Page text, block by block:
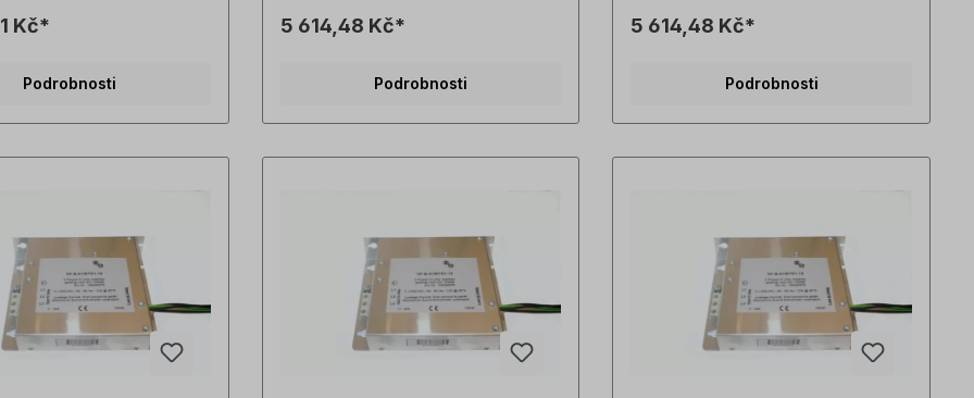
jsou nezávazné
Kč*
Podrobnosti
Technické změny vyhrazeny.
5 614,48 Kč*
Podrobnosti
Technické změny vyhrazeny.
5 614,48 Kč*
Podrobnosti